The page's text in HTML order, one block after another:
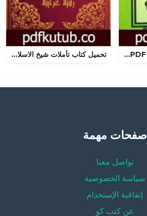
تحميل كتاب حديقة النبي PDF تأليف جبران خليل جبران مجانا [كامل] تحميل كتاب تأملات شيخ الاسلام ابن تيمية في القرآن الكريم سورة آل عمران PDF تأليف رقية محمود الغرايبة مجانا [كامل]
صفحات مهمة
تواصل معنا
سياسة الخصوصية
إتفاقية الإستخدام
عن كتب كو